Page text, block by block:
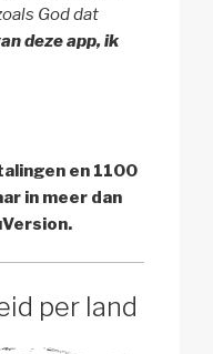
God dat
deze app, ik
en 1100
in meer dan
per land